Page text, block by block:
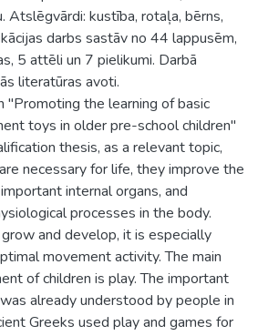
Atslēgvārdi: kustība, rotaļa, bērns,
darbs sastāv no 44 lappusēm,
5 attēli un 7 pielikumi. Darbā
literatūras avoti.
"Promoting the learning of basic
toys in older pre-school children"
thesis, as a relevant topic,
necessary for life, they improve the
internal organs, and
processes in the body.
and develop, it is especially
movement activity. The main
of children is play. The important
already understood by people in
Greeks used play and games for